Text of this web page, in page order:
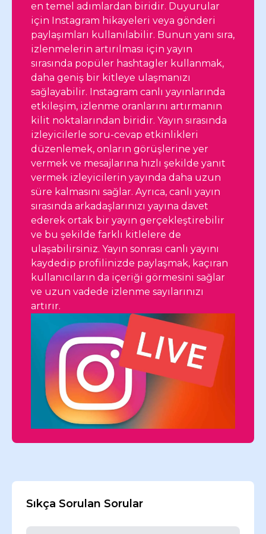
en temel adımlardan biridir. Duyurular
için Instagram hikayeleri veya gönderi
paylaşımları kullanılabilir. Bunun yanı sıra,
izlenmelerin artırılması için yayın
sırasında popüler hashtagler kullanmak,
daha geniş bir kitleye ulaşmanızı
sağlayabilir. Instagram canlı yayınlarında
etkileşim, izlenme oranlarını artırmanın
kilit noktalarından biridir. Yayın sırasında
izleyicilerle soru-cevap etkinlikleri
düzenlemek, onların görüşlerine yer
vermek ve mesajlarına hızlı şekilde yanıt
vermek izleyicilerin yayında daha uzun
süre kalmasını sağlar. Ayrıca, canlı yayın
sırasında arkadaşlarınızı yayına davet
ederek ortak bir yayın gerçekleştirebilir
ve bu şekilde farklı kitlelere de
ulaşabilirsiniz. Yayın sonrası canlı yayını
kaydedip profilinizde paylaşmak, kaçıran
kullanıcıların da içeriği görmesini sağlar
ve uzun vadede izlenme sayılarınızı
artırır.
Sıkça Sorulan Sorular